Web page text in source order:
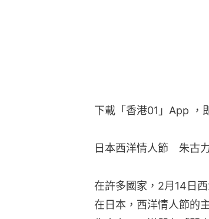
下載「香港01」App ，
日本西洋情人節　朱古
在許多國家，2月14日
在日本，西洋情人節的